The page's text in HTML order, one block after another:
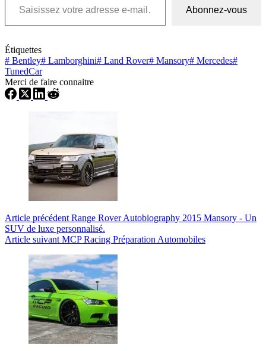
Abonnez-vous
Étiquettes
# Bentley# Lamborghini# Land Rover# Mansory# Mercedes#
TunedCar
Merci de faire connaitre
Article précédent Range Rover Autobiography 2015 Mansory - Un
SUV de luxe personnalisé.
Article suivant MCP Racing Préparation Automobiles